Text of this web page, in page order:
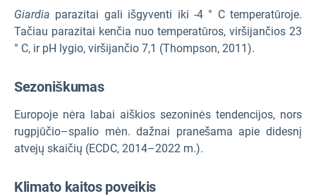
Giardia parazitai gali išgyventi iki -4 ° C temperatūroje.
Tačiau parazitai kenčia nuo temperatūros, viršijančios 23
° C, ir pH lygio, viršijančio 7,1 (Thompson, 2011).
Sezoniškumas
Europoje nėra labai aiškios sezoninės tendencijos, nors
rugpjūčio–spalio mėn. dažnai pranešama apie didesnį
atvejų skaičių (ECDC, 2014–2022 m.).
Klimato kaitos poveikis